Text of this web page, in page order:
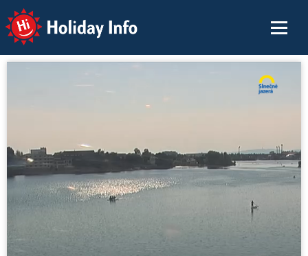
Holiday Info